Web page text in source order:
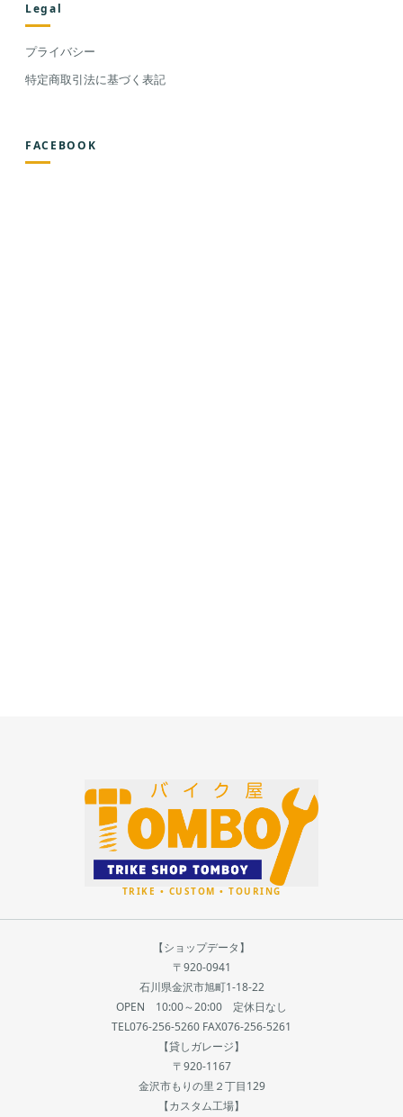
Legal
プライバシー
特定商取引法に基づく表記
FACEBOOK
【ショップデータ】
〒920-0941
石川県金沢市旭町1-18-22
OPEN 10:00～20:00 定休日なし
TEL076-256-5260 FAX076-256-5261
【貸しガレージ】
〒920-1167
金沢市もりの里２丁目129
【カスタム工場】